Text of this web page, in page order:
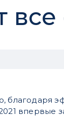
все
благодаря
впервые